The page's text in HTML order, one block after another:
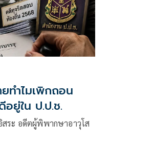
ทำไมเพิกถอน
อยู่ใน ป.ป.ช.
ระ อดีตผู้พิพากษาอาวุโส